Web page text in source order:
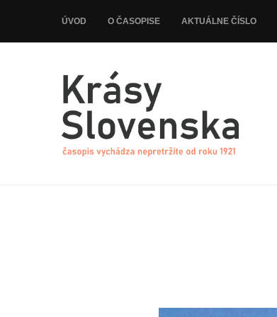
ÚVOD O ČASOPISE AKTUÁLNE ČÍSLO